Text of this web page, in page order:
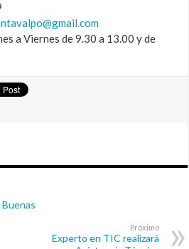
a Viernes de 9.30 a 13.00 y de
Próximo
Experto en TIC realizará